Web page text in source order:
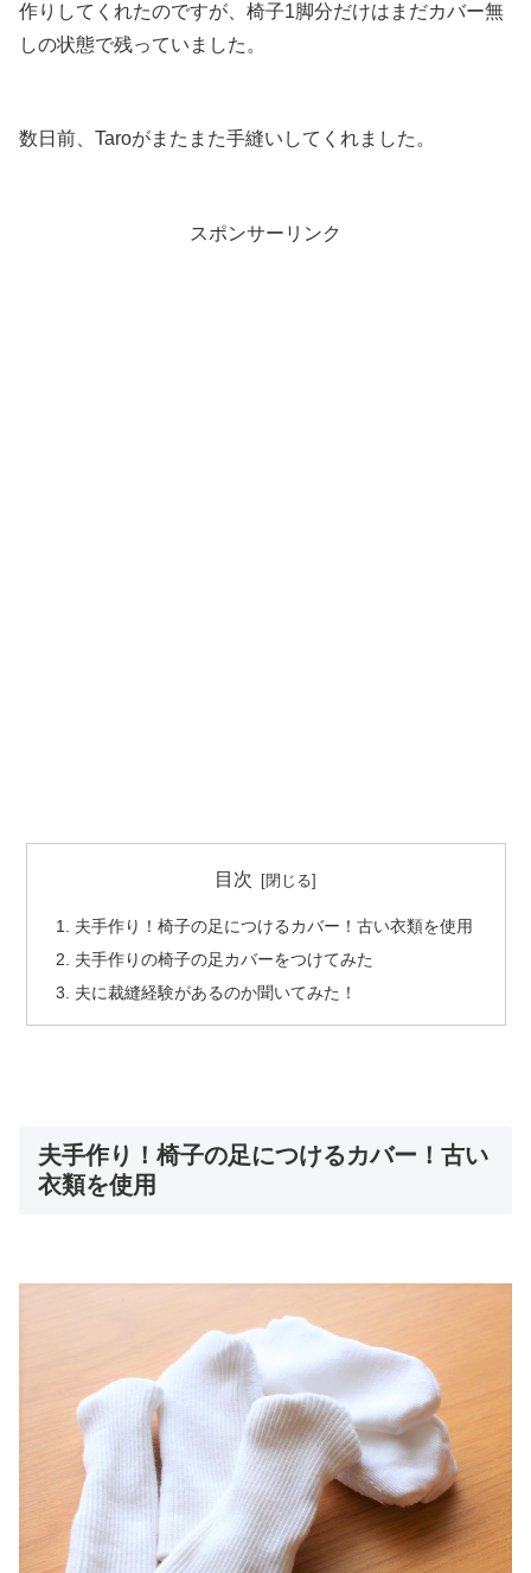
作りしてくれたのですが、椅子1脚分だけはまだカバー無
しの状態で残っていました。
数日前、Taroがまたまた手縫いしてくれました。
スポンサーリンク
目次
夫手作り！椅子の足につけるカバー！古い衣類を使用
夫手作りの椅子の足カバーをつけてみた
夫に裁縫経験があるのか聞いてみた！
夫手作り！椅子の足につけるカバー！古い
衣類を使用